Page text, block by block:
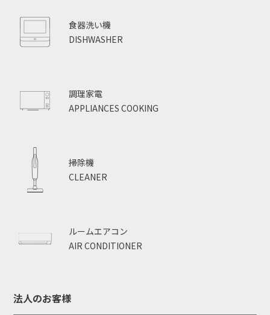
DISHWASHER
食器洗い機
APPLIANCES COOKING
調理家電
CLEANER
掃除機
AIR CONDITIONER
ルームエアコン
法人のお客様